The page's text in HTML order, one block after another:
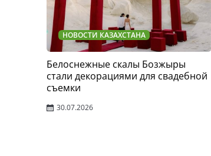
НОВОСТИ КАЗАХСТАНА
Белоснежные скалы Бозжыры
стали декорациями для свадебной
съемки
30.07.2026